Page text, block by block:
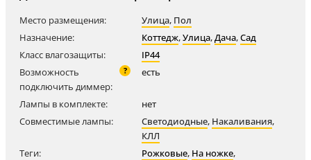
Место размещения: Улица, Пол
Назначение:
Коттедж,Улица,Дача,Сад
Класс влагозащиты:
IP44
Возможность
подключить диммер:
? есть
Лампы в комплекте:
нет
Совместимые лампы:
Светодиодные, Накаливания,
КЛЛ
Теги:
Рожковые, На ножке,